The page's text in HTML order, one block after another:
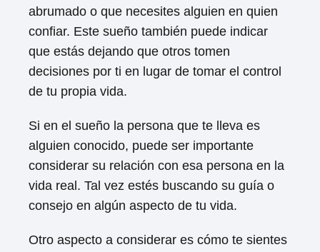
abrumado o que necesites alguien en quien
confiar. Este sueño también puede indicar
que estás dejando que otros tomen
decisiones por ti en lugar de tomar el control
de tu propia vida.
Si en el sueño la persona que te lleva es
alguien conocido, puede ser importante
considerar su relación con esa persona en la
vida real. Tal vez estés buscando su guía o
consejo en algún aspecto de tu vida.
Otro aspecto a considerar es cómo te sientes